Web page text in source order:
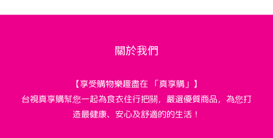
關於我們
【享受購物樂趣盡在 「真享購」】
台視真享購幫您一起為食衣住行把關，嚴選優質商品，為您打
造最健康、安心及舒適的的生活！